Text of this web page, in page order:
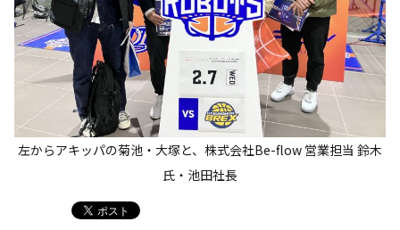
左からアキッパの菊池・大塚と、株式会社Be-flow 営業担当 鈴木
氏・池田社長